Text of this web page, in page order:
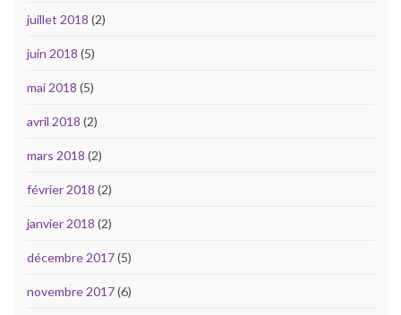
juillet 2018 (2)
juin 2018 (5)
mai 2018 (5)
avril 2018 (2)
mars 2018 (2)
février 2018 (2)
janvier 2018 (2)
décembre 2017(5)
novembre 2017(6)